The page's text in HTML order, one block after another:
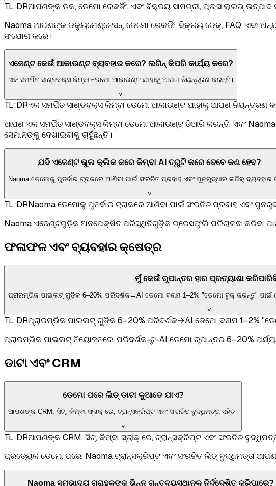
TL;DRଆପଣଙ୍କ ଡକ, ଡେମୋ ରେକର୍ଡିଂ, ଏବଂ ବିକ୍ରୟ ସାମଗ୍ରୀ, ପ୍ଲସ ଲାଇଭ୍
Naoma ଆପଣଙ୍କ ଡକ୍ୟୁମେଣ୍ଟେସନ୍, ଡେମୋ ରେକର୍ଡିଂ, ବିକ୍ରୟ ଡେକ୍, FAQ, ଏବଂ
ସଂଯୋଗ କରେ।
ଏଜେଣ୍ଟ କେଉଁ ଆକାଉଣ୍ଟ ବ୍ୟବହାର କରେ? ଲଗିନ୍ କିପରି କାର୍ଯ୍ୟ କରେ?
ଏକ ସମର୍ପିତ ସାଣ୍ଡବକ୍ସ କିମ୍ବା ଡେମୋ ଆକାଉଣ୍ଟ ଯାହାକୁ ଆପଣ ନିୟନ୍ତ୍ରଣ କରନ୍ତି।
˅
TL;DRଏକ ସମର୍ପିତ ସାଣ୍ଡବକ୍ସ କିମ୍ବା ଡେମୋ ଆକାଉଣ୍ଟ ଯାହାକୁ ଆପଣ ନିୟନ୍ତ୍ରଣ
ଆପଣ ଏକ ସମର୍ପିତ ସାଣ୍ଡବକ୍ସ କିମ୍ବା ଡେମୋ ଆକାଉଣ୍ଟ ତିଆରି କରନ୍ତି, ଏବଂ
ସେମାନଙ୍କୁ ଦେଖାଇବାକୁ ଚାହୁଁଛନ୍ତି।
ଯଦି ଏଜେଣ୍ଟ ଭୁଲ କ୍ଲିକ କରେ କିମ୍ବା AI ତ୍ରୁଟି କରେ ତେବେ କଣ ହେବ?
Naoma ଡେମୋକୁ ପୁନର୍ବାର ଟ୍ରାକରେ ଆଣିବା ପାଇଁ ସଂରଚିତ ପ୍ରବାହ ଏବଂ ପୁନରୁଦ୍ଧାର ଲଜିକ୍ ବ୍ୟବହାର
˅
TL;DRNaoma ଡେମୋକୁ ପୁନର୍ବାର ଟ୍ରାକରେ ଆଣିବା ପାଇଁ ସଂରଚିତ ପ୍ରବାହ ଏବଂ
Naoma ଏଜେଣ୍ଟଗୁଡ଼ିକ ଅନପେକ୍ଷିତ ପରିସ୍ଥିତିଗୁଡ଼ିକ ଗ୍ରେସଫୁଲି ପରିଚାଳନା କରିବା
ଫଳାଫଳ ଏବଂ ବ୍ୟବହାର କ୍ଷେତ୍ର
ମୁଁ କେଉଁ ରୂପାନ୍ତର ହାର ପ୍ରତ୍ୟାଶା
ପ୍ରାରମ୍ଭିକ ପାଇଲଟ୍ ଗୁଡ଼ିକ 6–20% ପରିଦର୍ଶକ→AI ଡେମୋ ବନାମ 1–2% "ଡେମୋ ବୁକ୍ କରନ୍ତୁ" ପାଇଁ
˅
TL;DRପ୍ରାରମ୍ଭିକ ପାଇଲଟ୍ ଗୁଡ଼ିକ 6–20% ପରିଦର୍ଶକ→AI ଡେମୋ ବନାମ 1–2%
ପ୍ରାରମ୍ଭିକ ପାଇଲଟ୍ ନିୟୋଜନରେ, ପରିଦର୍ଶକ-ଟୁ-AI ଡେମୋ ରୂପାନ୍ତର 6–20%
ଡାଟା ଏବଂ CRM
ଡେମୋ ପରେ ଲିଡ୍ ଡାଟା କୁଆଡେ ଯାଏ?
ଆପଣଙ୍କ CRM, ସିଟ୍, କିମ୍ବା ସ୍ଲାକ୍ ରେ, ଟ୍ରାନ୍ସକ୍ରିପ୍ଟ ଏବଂ ସଂରଚିତ ବୁଦ୍ଧିମତ୍ତା ସହିତ।
˅
TL;DRଆପଣଙ୍କ CRM, ସିଟ୍, କିମ୍ବା ସ୍ଲାକ୍ ରେ, ଟ୍ରାନ୍ସକ୍ରିପ୍ଟ ଏବଂ ସଂରଚିତ
ପ୍ରତ୍ୟେକ ଡେମୋ ପରେ, Naoma ଟ୍ରାନ୍ସକ୍ରିପ୍ଟ ଏବଂ ସଂରଚିତ ଲିଡ୍ ବୁଦ୍ଧିମତ୍ତା
Naoma ସମ୍ଭାବ୍ୟ ଗ୍ରାହକଙ୍କୁ ଭିନ୍ନ ଗନ୍ତବ୍ୟସ୍ଥାନକୁ ନିର୍ଦ୍ଦେଶିତ କରିପାରେ?